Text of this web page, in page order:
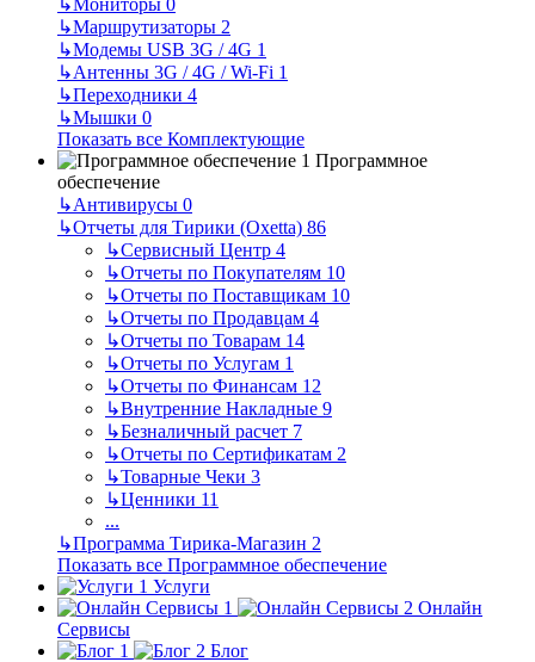
↳Маршрутизаторы 2
↳Модемы USB 3G / 4G 1
↳Антенны 3G / 4G / Wi-Fi 1
↳Переходники 4
↳Мышки 0
Показать все Комплектующие
Программное
обеспечение
↳Антивирусы 0
↳Отчеты для Тирики (Oxetta) 86
↳Сервисный Центр 4
↳Отчеты по Покупателям 10
↳Отчеты по Поставщикам 10
↳Отчеты по Продавцам 4
↳Отчеты по Товарам 14
↳Отчеты по Услугам 1
↳Отчеты по Финансам 12
↳Внутренние Накладные 9
↳Безналичный расчет 7
↳Отчеты по Сертификатам 2
↳Товарные Чеки 3
↳Ценники 11
...
↳Программа Тирика-Магазин 2
Показать все Программное обеспечение
Услуги
Онлайн
Сервисы
Блог